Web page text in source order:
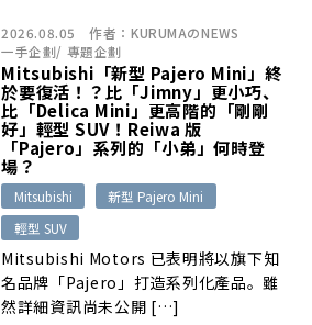
2026.08.05 作者： KURUMAのNEWS
一手企劃/ 專題企劃
Mitsubishi「新型 Pajero Mini」終
於要復活！？比「Jimny」更小巧、
比「Delica Mini」更高階的「剛剛
好」輕型 SUV！Reiwa 版
「Pajero」系列的「小弟」何時登
場？
Mitsubishi
新型 Pajero Mini
輕型 SUV
Mitsubishi Motors 已表明將以旗下知
名品牌「Pajero」打造系列化產品。雖
然詳細資訊尚未公開 […]